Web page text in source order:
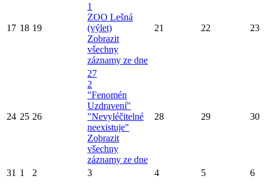
17 18 19
1
ZOO Lešná
(výlet)
Zobrazit
všechny
záznamy ze dne
21 22 23
24 25 26
27
2
"Fenomén
Uzdravení"
"Nevyléčitelné
neexistuje"
Zobrazit
všechny
záznamy ze dne
28 29 30
31 1 2 3 4 5 6